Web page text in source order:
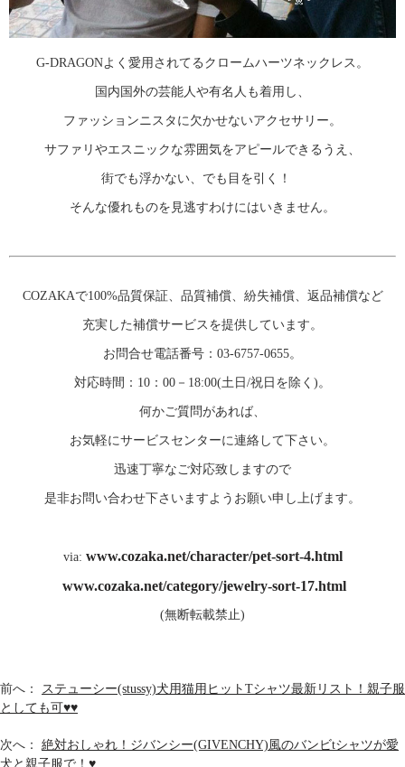
G-DRAGONよく愛用されてるクロームハーツネックレス。
国内国外の芸能人や有名人も着用し、
ファッションニスタに欠かせないアクセサリー。
サファリやエスニックな雰囲気をアピールできるうえ、
街でも浮かない、でも目を引く！
そんな優れものを見逃すわけにはいきません。
COZAKAで100%品質保証、品質補償、紛失補償、返品補償など
充実した補償サービスを提供しています。
お問合せ電話番号：03-6757-0655。
対応時間：10：00－18:00(土日/祝日を除く)。
何かご質問があれば、
お気軽にサービスセンターに連絡して下さい。
迅速丁寧なご対応致しますので
是非お問い合わせ下さいますようお願い申し上げます。
via: www.cozaka.net/character/pet-sort-4.html
www.cozaka.net/category/jewelry-sort-17.html
(無断転載禁止)
前へ：
ステューシー(stussy)犬用猫用ヒットTシャツ最新リスト！親子服
としても可♥♥
次へ： 絶対おしゃれ！ジバンシー(GIVENCHY)風のバンビtシャツが愛
犬と親子服で！♥